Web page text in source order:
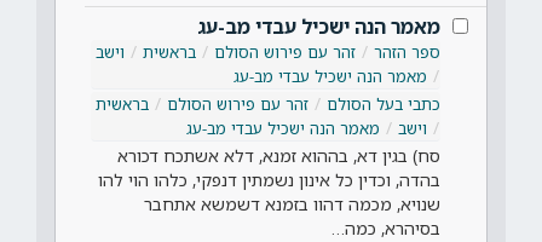
מאמר הנה ישכיל עבדי מב-עג
ספר הזהר זהר עם פירוש הסולם בראשית
וישב
מאמר הנה ישכיל עבדי מב-עג
כתבי בעל הסולם
זהר עם פירוש הסולם
בראשית
וישב
מאמר הנה ישכיל עבדי מב-עג
סח) בגין דא, בההוא זמנא, דלא אשתכח דכורא
בהדה, וכדין כל אינון נשמתין דנפקי, כלהו הוי להו
שנויא, מכמה דהוו בזמנא דשמשא אתחבר
בסיהרא, כמה…